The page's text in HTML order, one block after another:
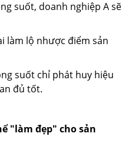
suốt, doanh nghiệp A sẽ
làm lộ nhược điểm sản
suốt chỉ phát huy hiệu
đủ tốt.
"làm đẹp" cho sản